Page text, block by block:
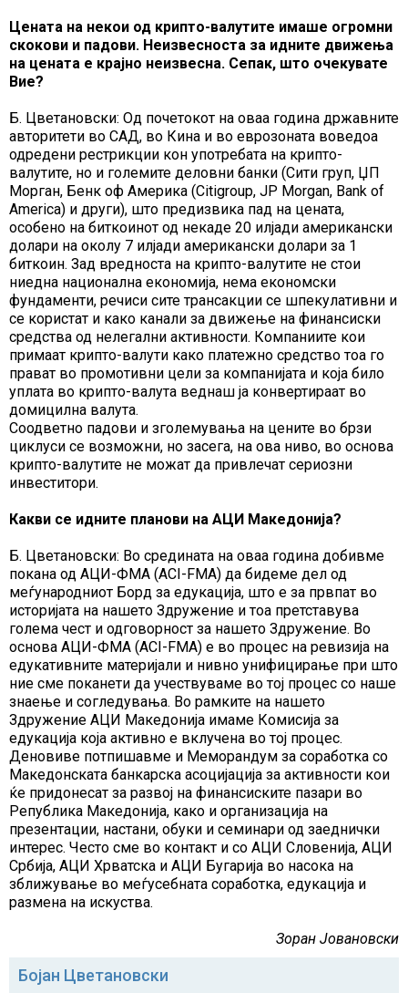
Цената на некои од крипто-валутите имаше огромни
скокови и падови. Неизвесноста за идните движења
на цената е крајно неизвесна. Сепак, што очекувате
Вие?
Б. Цветановски: Од почетокот на оваа година државните
авторитети во САД, во Кина и во еврозоната воведоа
одредени рестрикции кон употребата на крипто-
валутите, но и големите деловни банки (Сити груп, ЏП
Морган, Бенк оф Америка (Citigroup, JP Morgan, Bank of
America) и други), што предизвика пад на цената,
особено на биткоинот од некаде 20 илјади американски
долари на околу 7 илјади американски долари за 1
биткоин. Зад вредноста на крипто-валутите не стои
ниедна национална економија, нема економски
фундаменти, речиси сите трансакции се шпекулативни и
се користат и како канали за движење на финансиски
средства од нелегални активности. Компаниите кои
примаат крипто-валути како платежно средство тоа го
прават во промотивни цели за компанијата и која било
уплата во крипто-валута веднаш ја конвертираат во
домицилна валута.
Соодветно падови и зголемувања на цените во брзи
циклуси се возможни, но засега, на ова ниво, во основа
крипто-валутите не можат да привлечат сериозни
инвеститори.
Какви се идните планови на АЦИ Македонија?
Б. Цветановски: Во средината на оваа година добивме
покана од АЦИ-ФМА (ACI-FMA) да бидеме дел од
меѓународниот Борд за едукација, што е за првпат во
историјата на нашето Здружение и тоа претставува
голема чест и одговорност за нашето Здружение. Во
основа АЦИ-ФМА (ACI-FMA) е во процес на ревизија на
едукативните материјали и нивно унифицирање при што
ние сме поканети да учествуваме во тој процес со наше
знаење и согледувања. Во рамките на нашето
Здружение АЦИ Македонија имаме Комисија за
едукација која активно е вклучена во тој процес.
Деновиве потпишавме и Меморандум за соработка со
Македонската банкарска асоцијација за активности кои
ќе придонесат за развој на финансиските пазари во
Република Македонија, како и организација на
презентации, настани, обуки и семинари од заеднички
интерес. Често сме во контакт и со АЦИ Словенија, АЦИ
Србија, АЦИ Хрватска и АЦИ Бугарија во насока на
зближување во меѓусебната соработка, едукација и
размена на искуства.
Зоран Јовановски
Бојан Цветановски